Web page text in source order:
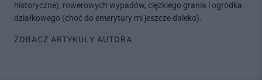
historyczne), rowerowych wypadów, ciężkiego grania i ogródka
działkowego (choć do emerytury mi jeszcze daleko).
ZOBACZ ARTYKUŁY AUTORA